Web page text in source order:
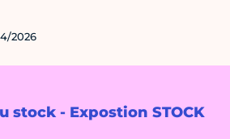
stock - Expostion STOCK
2026